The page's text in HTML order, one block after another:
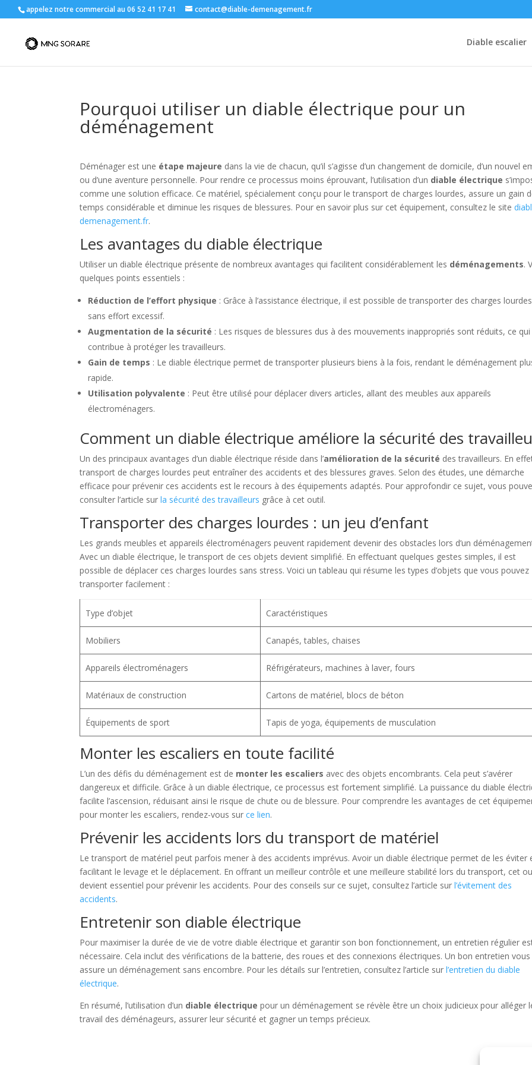
appelez notre commercial au 06 52 41 17 41 contact@diable-demenagement.fr
Diable escalier
Pourquoi utiliser un diable électrique pour un
déménagement
Déménager est une étape majeure dans la vie de chacun, qu’il s’agisse d’un changement de domicile, d’un nouvel
ou d’une aventure personnelle. Pour rendre ce processus moins éprouvant, l’utilisation d’un diable électrique
comme une solution efficace. Ce matériel, spécialement conçu pour le transport de charges lourdes, assure un gain
temps considérable et diminue les risques de blessures. Pour en savoir plus sur cet équipement, consultez le site
demenagement.fr.
Les avantages du diable électrique
Utiliser un diable électrique présente de nombreux avantages qui facilitent considérablement les déménagements.
quelques points essentiels :
Réduction de l’effort physique : Grâce à l’assistance électrique, il est possible de transporter des charges lourdes
sans effort excessif.
Augmentation de la sécurité : Les risques de blessures dus à des mouvements inappropriés sont réduits, ce qui
contribue à protéger les travailleurs.
Gain de temps : Le diable électrique permet de transporter plusieurs biens à la fois, rendant le déménagement
rapide.
Utilisation polyvalente : Peut être utilisé pour déplacer divers articles, allant des meubles aux appareils
électroménagers.
Comment un diable électrique améliore la sécurité des
Un des principaux avantages d’un diable électrique réside dans l’amélioration de la sécurité des travailleurs. En
transport de charges lourdes peut entraîner des accidents et des blessures graves. Selon des études, une démarche
efficace pour prévenir ces accidents est le recours à des équipements adaptés. Pour approfondir ce sujet, vous
consulter l’article surla sécurité des travailleurs grâce à cet outil.
Transporter des charges lourdes : un jeu d’enfant
Les grands meubles et appareils électroménagers peuvent rapidement devenir des obstacles lors d’un
Avec un diable électrique, le transport de ces objets devient simplifié. En effectuant quelques gestes simples, il est
possible de déplacer ces charges lourdes sans stress. Voici un tableau qui résume les types d’objets que vous pouvez
transporter facilement :
Type d’objet Caractéristiques
Mobiliers Canapés, tables, chaises
Appareils électroménagers Réfrigérateurs, machines à laver, fours
Matériaux de construction Cartons de matériel, blocs de béton
Équipements de sport Tapis de yoga, équipements de musculation
Monter les escaliers en toute facilité
L’un des défis du déménagement est de monter les escaliers avec des objets encombrants. Cela peut s’avérer
dangereux et difficile. Grâce à un diable électrique, ce processus est fortement simplifié. La puissance du diable
facilite l’ascension, réduisant ainsi le risque de chute ou de blessure. Pour comprendre les avantages de cet
pour monter les escaliers, rendez-vous surce lien.
Prévenir les accidents lors du transport de matériel
Le transport de matériel peut parfois mener à des accidents imprévus. Avoir un diable électrique permet de les éviter
facilitant le levage et le déplacement. En offrant un meilleur contrôle et une meilleure stabilité lors du transport, cet
devient essentiel pour prévenir les accidents. Pour des conseils sur ce sujet, consultez l’article surl’évitement des
accidents.
Entretenir son diable électrique
Pour maximiser la durée de vie de votre diable électrique et garantir son bon fonctionnement, un entretien régulier
nécessaire. Cela inclut des vérifications de la batterie, des roues et des connexions électriques. Un bon entretien vous
assure un déménagement sans encombre. Pour les détails sur l’entretien, consultez l’article surl’entretien du diable
électrique.
En résumé, l’utilisation d’un diable électrique pour un déménagement se révèle être un choix judicieux pour alléger
travail des déménageurs, assurer leur sécurité et gagner un temps précieux.